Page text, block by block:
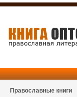
Православные книги